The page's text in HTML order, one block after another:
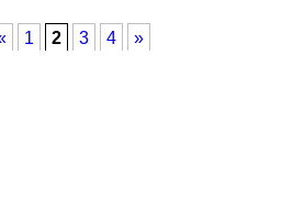
1 2 3 4 »